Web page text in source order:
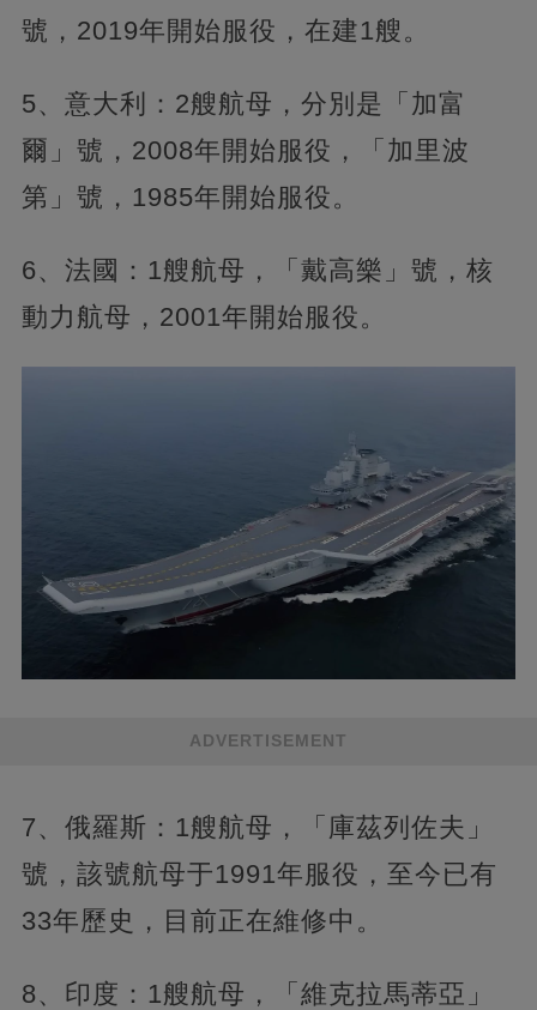
號，2019年開始服役，在建1艘。
5、意大利：2艘航母，分別是「加富
爾」號，2008年開始服役，「加里波
第」號，1985年開始服役。
6、法國：1艘航母，「戴高樂」號，核
動力航母，2001年開始服役。
ADVERTISEMENT
7、俄羅斯：1艘航母，「庫茲列佐夫」
號，該號航母于1991年服役，至今已有
33年歷史，目前正在維修中。
8、印度：1艘航母，「維克拉馬蒂亞」